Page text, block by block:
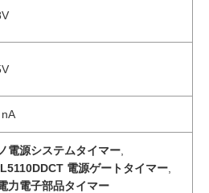
電源システムタイマー
電源ゲートタイマー
力電子部品タイマー